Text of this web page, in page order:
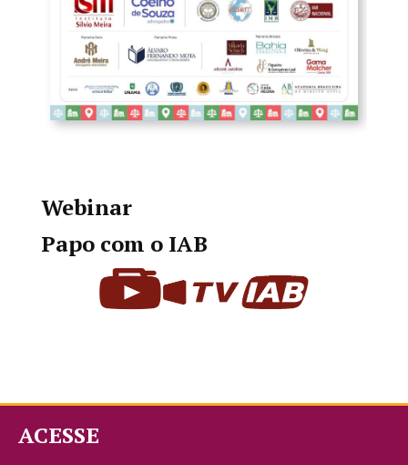
Webinar
Papo com o IAB
ACESSE